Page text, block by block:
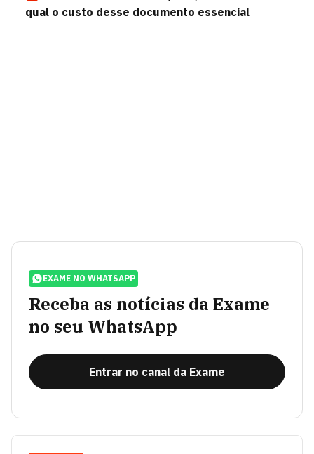
qual o custo desse documento essencial
EXAME NO WHATSAPP
Receba as notícias da Exame
no seu WhatsApp
Entrar no canal da Exame